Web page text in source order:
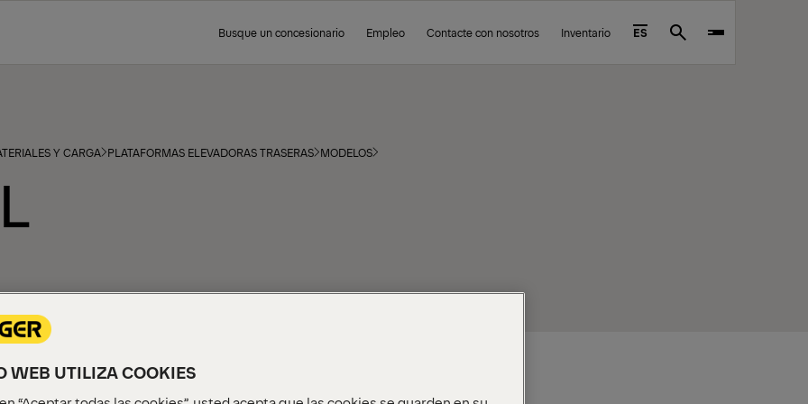
Busque un concesionario Empleo Contacte con nosotros Inventario ES Search
Y CARGA PLATAFORMAS ELEVADORAS TRASERAS MODELOS
WEB UTILIZA COOKIES